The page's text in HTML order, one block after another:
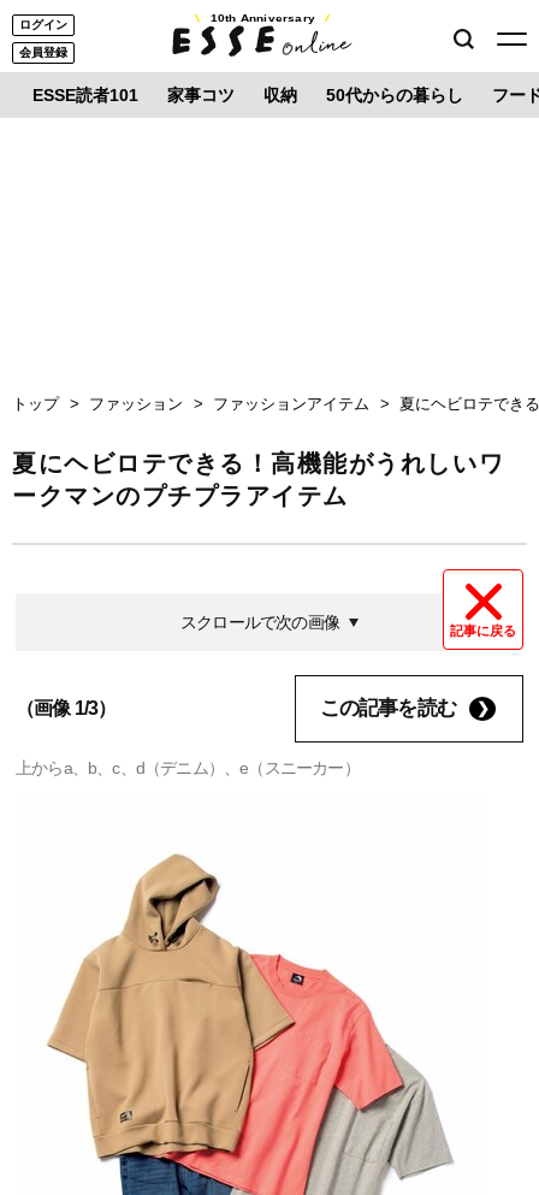
ログイン
会員登録
10th Anniversary
ESSE読者101 家事コツ 収納 50代からの暮らし フー
トップ ファッション ファッションアイテム 夏にヘビロテでき
夏にヘビロテできる！高機能がうれしいワ
ークマンのプチプラアイテム
記事に戻る
スクロールで次の画像
（画像 1/3） この記事を読む
上からa、b、c、d（デニム）、e（スニーカー）